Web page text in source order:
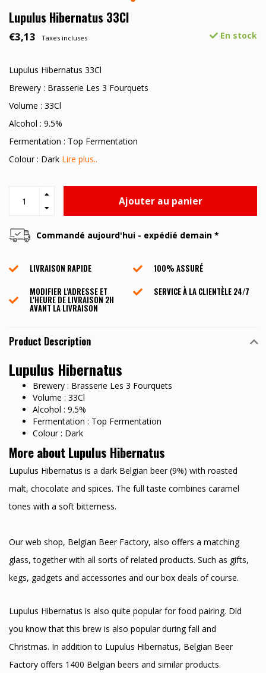
Lupulus Hibernatus 33Cl
€3,13 Taxes incluses En stock
Lupulus Hibernatus 33Cl
Brewery : Brasserie Les 3 Fourquets
Volume : 33Cl
Alcohol : 9.5%
Fermentation : Top Fermentation
Colour : Dark Lire plus..
Ajouter au panier
Commandé aujourd'hui - expédié demain *
LIVRAISON RAPIDE
100% ASSURÉ
MODIFIER L'ADRESSE ET
L'HEURE DE LIVRAISON 2H
AVANT LA LIVRAISON
SERVICE À LA CLIENTÈLE ​​24/7
Product Description
Lupulus Hibernatus
Brewery : Brasserie Les 3 Fourquets
Volume : 33Cl
Alcohol : 9.5%
Fermentation : Top Fermentation
Colour : Dark
More about Lupulus Hibernatus
Lupulus Hibernatus is a dark Belgian beer (9%) with roasted
malt, chocolate and spices. The full taste combines caramel
tones with a soft bitterness.
Our web shop, Belgian Beer Factory, also offers a matching
glass, together with all sorts of related products. Such as gifts,
kegs, gadgets and accessories and our box deals of course.
Lupulus Hibernatus is also quite popular for food pairing. Did
you know that this brew is also popular during fall and
Christmas. In addition to Lupulus Hibernatus, Belgian Beer
Factory offers 1400 Belgian beers and similar products.